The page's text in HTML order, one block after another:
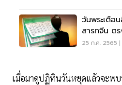
วันพระเดือ
สารทจีน ต
25 ก.ค. 2565 |
เมื่อมาดูปฏิทินวันหยุดแล้วจะพบ